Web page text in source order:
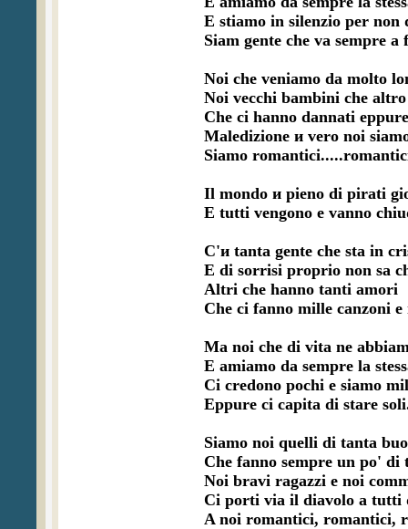
E stiamo in silenzio per
Siam gente che va sempre
Noi che veniamo da molto
Noi vecchi bambini che
Che ci hanno dannati
Maledizione и vero noi
Siamo
Il mondo и pieno di pirati
E tutti vengono e vanno
C'и tanta gente che sta in
E di sorrisi proprio non sa
Altri che hanno tanti amori
Che ci fanno mille canzoni
Ma noi che di vita ne
E amiamo da sempre la
Ci credono pochi e siamo
Eppure ci capita di stare
Siamo noi quelli di tanta
Che fanno sempre un po' di
Noi bravi ragazzi e noi
Ci porti via il diavolo a
A noi romantici, romantici,